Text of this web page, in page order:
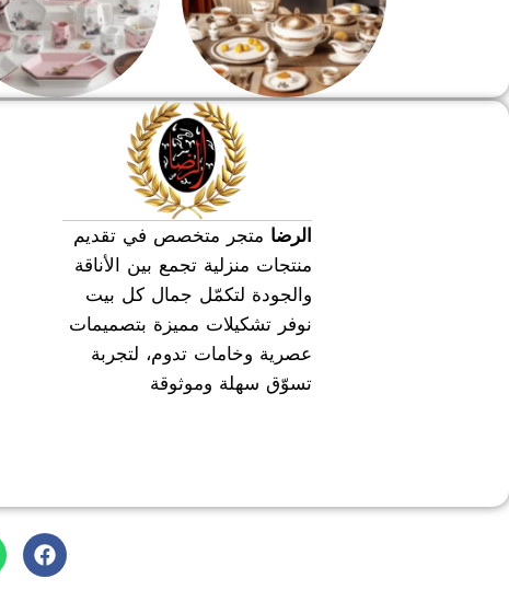
طقم عشاء
الرضا متجر متخصص في تقديم
منتجات منزلية تجمع بين الأناقة
والجودة لتكمّل جمال كل بيت
نوفر تشكيلات مميزة بتصميمات
عصرية وخامات تدوم، لتجربة
تسوّق سهلة وموثوقة